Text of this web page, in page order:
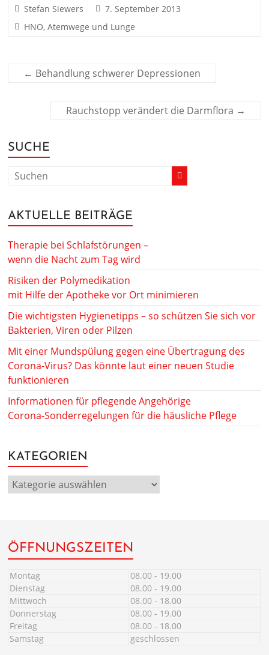
Stefan Siewers
7. September 2013
HNO, Atemwege und Lunge
← Behandlung schwerer Depressionen
Rauchstopp verändert die Darmflora →
SUCHE
AKTUELLE BEITRÄGE
Therapie bei Schlafstörungen –
wenn die Nacht zum Tag wird
Risiken der Polymedikation
mit Hilfe der Apotheke vor Ort minimieren
Die wichtigsten Hygienetipps – so schützen Sie sich vor
Bakterien, Viren oder Pilzen
Mit einer Mundspülung gegen eine Übertragung des
Corona-Virus? Das könnte laut einer neuen Studie
funktionieren
Informationen für pflegende Angehörige
Corona-Sonderregelungen für die häusliche Pflege
KATEGORIEN
ÖFFNUNGSZEITEN
Montag
08.00 - 19.00
Dienstag
08.00 - 19.00
Mittwoch
08.00 - 18.00
Donnerstag
08.00 - 19.00
Freitag
08.00 - 18.00
Samstag
geschlossen